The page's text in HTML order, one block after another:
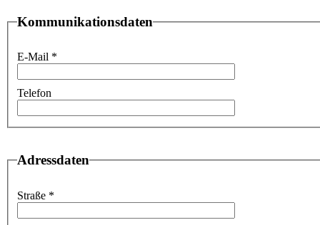
Kommunikationsdaten
E-Mail *
Telefon
Adressdaten
Straße *